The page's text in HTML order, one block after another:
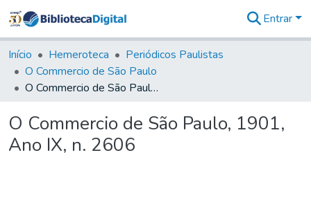
&
Coleções
Tudo na
Biblioteca
Estatísticas
Entrar
Início Hemeroteca
Periódicos Paulistas
O Commercio de São Paulo
O Commercio de São Paulo, 1901, Ano IX, n. 2606
O Commercio de São Paulo, 1901,
Ano IX, n. 2606